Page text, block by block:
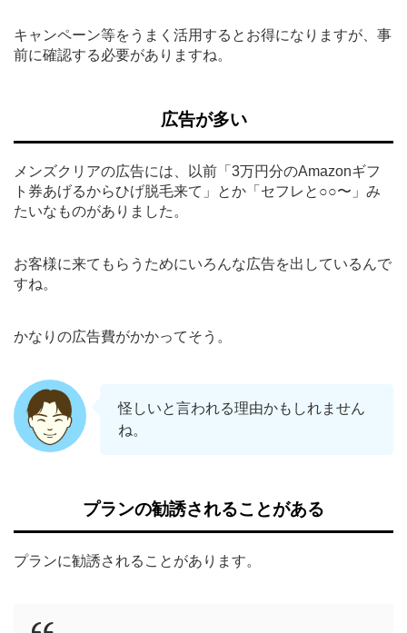
キャンペーン等をうまく活用するとお得になりますが、事
前に確認する必要がありますね。
広告が多い
メンズクリアの広告には、以前「3万円分のAmazonギフ
ト券あげるからひげ脱毛来て」とか「セフレと○○〜」み
たいなものがありました。
お客様に来てもらうためにいろんな広告を出しているんで
すね。
かなりの広告費がかかってそう。
怪しいと言われる理由かもしれません
ね。
プランの勧誘されることがある
プランに勧誘されることがあります。